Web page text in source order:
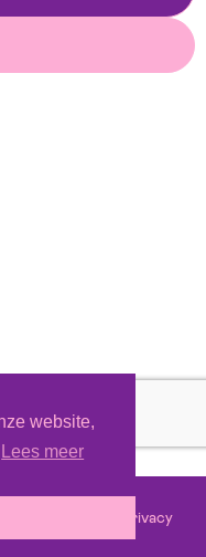
website,
Lees meer
Privacy